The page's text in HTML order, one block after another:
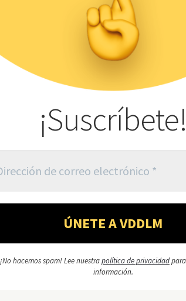
¡Suscríbete!
¡No hacemos spam! Lee nuestrapolítica de privacidadpara
información.